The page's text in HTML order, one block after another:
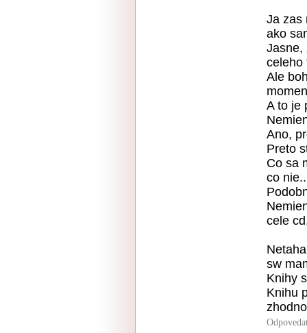
Ja zas
ako
Jasne,
celeho
Ale
A to je
Ano,
Preto
Co sa
co
cele
sw
Knihy
Knihu